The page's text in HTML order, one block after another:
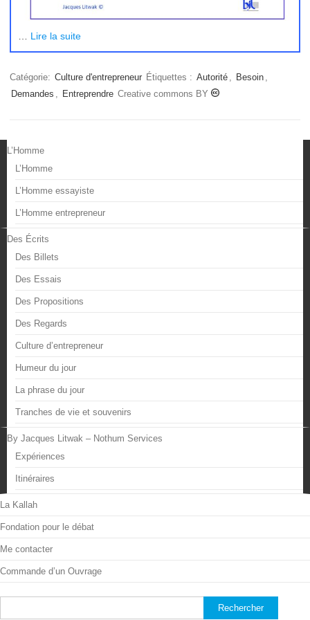
Lire la suite
Catégorie: Culture d'entrepreneur Étiquettes : Autorité Besoin
Demandes
Entreprendre Creative commons BY
L’Homme
L’Homme
L’Homme essayiste
L’Homme entrepreneur
Des Écrits
Des Billets
Des Essais
Des Propositions
Des Regards
Culture d’entrepreneur
Humeur du jour
La phrase du jour
Tranches de vie et souvenirs
By Jacques Litwak – Nothum Services
Expériences
Itinéraires
La Kallah
Fondation pour le débat
Me contacter
Commande d’un Ouvrage